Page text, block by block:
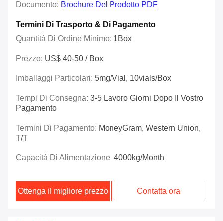
Documento: Brochure Del Prodotto PDF
Termini Di Trasporto & Di Pagamento
Quantità Di Ordine Minimo: 1Box
Prezzo: US$ 40-50 / Box
Imballaggi Particolari: 5mg/vial, 10vials/box
Tempi Di Consegna: 3-5 Lavoro Giorni Dopo Il Vostro
Pagamento
Termini Di Pagamento: MoneyGram, Western Union,
T/T
Capacità Di Alimentazione: 4000kg/Month
Ottenga il migliore prezzo Contatta ora